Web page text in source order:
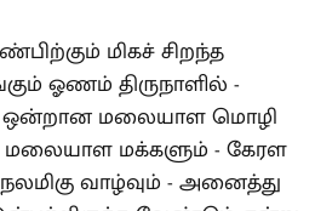
மிகச் சிறந்த
ஓணம் திருநாளில் -
ஒன்றான மலையாள மொழி
மலையாள மக்களும் - கேரள
வாழ்வும் - அனைத்து